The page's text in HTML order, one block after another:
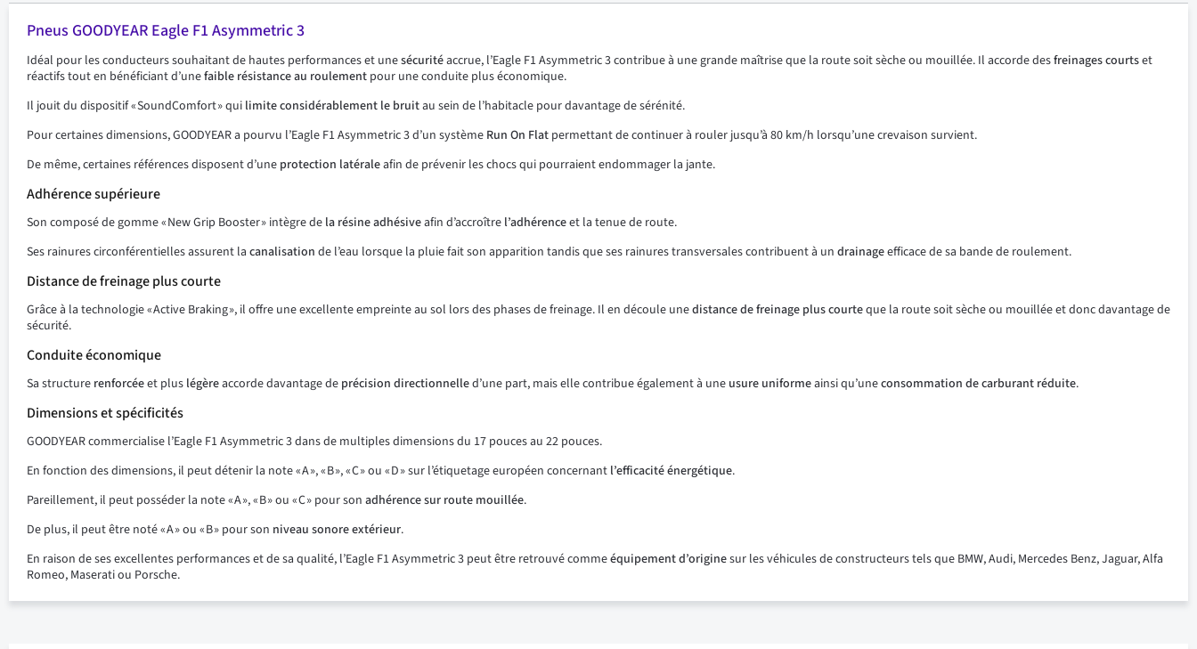
Pneus GOODYEAR Eagle F1 Asymmetric 3
Idéal pour les conducteurs souhaitant de hautes performances et unesécuritéaccrue, l’Eagle F1 Asymmetric 3 contribue à une grande maîtrise que la route soit sèche ou mouillée. Il accorde desfreinages courtset
réactifs tout en bénéficiant d’unefaible résistance au roulement pour une conduite plus économique.
Il jouit du dispositif « SoundComfort » qui limite considérablement le bruitau sein de l’habitacle pour davantage de sérénité.
Pour certaines dimensions, GOODYEAR a pourvu l’Eagle F1 Asymmetric 3 d’un système Run On Flat permettant de continuer à rouler jusqu’à 80 km/h lorsqu’une crevaison survient.
De même, certaines références disposent d’une protection latéraleafin de prévenir les chocs qui pourraient endommager la jante.
Adhérence supérieure
Son composé de gomme « New Grip Booster » intègre de la résine adhésiveafin d’accroître l’adhérenceet la tenue de route.
Ses rainures circonférentielles assurent la canalisation de l’eau lorsque la pluie fait son apparition tandis que ses rainures transversales contribuent à un drainageefficace de sa bande de roulement.
Distance de freinage plus courte
Grâce à la technologie « Active Braking », il offre une excellente empreinte au sol lors des phases de freinage. Il en découle unedistance de freinage plus courteque la route soit sèche ou mouillée et donc davantage de
sécurité.
Conduite économique
Sa structure renforcéeet plus légèreaccorde davantage de précision directionnelled’une part, mais elle contribue également à une usure uniformeainsi qu’uneconsommation de carburant réduite.
Dimensions et spécificités
GOODYEAR commercialise l’Eagle F1 Asymmetric 3 dans de multiples dimensions du 17 pouces au 22 pouces.
En fonction des dimensions, il peut détenir la note « A », « B », « C » ou « D » sur l’étiquetage européen concernant l’efficacité énergétique.
Pareillement, il peut posséder la note « A », « B » ou « C » pour son adhérence sur route mouillée.
De plus, il peut être noté « A » ou « B » pour son niveau sonore extérieur.
En raison de ses excellentes performances et de sa qualité, l’Eagle F1 Asymmetric 3 peut être retrouvé commeéquipement d’originesur les véhicules de constructeurs tels que BMW, Audi, Mercedes Benz, Jaguar, Alfa
Romeo, Maserati ou Porsche.